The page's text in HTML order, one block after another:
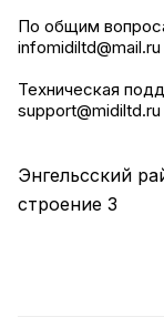
По общим
infomidiltd@mail.ru
Техническая
support@midiltd.ru
Энгельсский
строение 3